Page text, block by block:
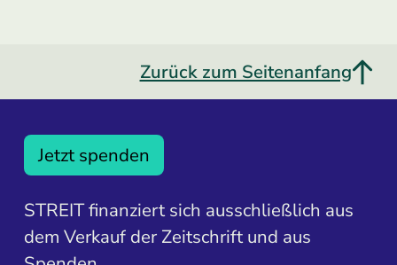
Zurück zum Seitenanfang
Jetzt spenden
STREIT finanziert sich ausschließlich aus
dem Verkauf der Zeitschrift und aus